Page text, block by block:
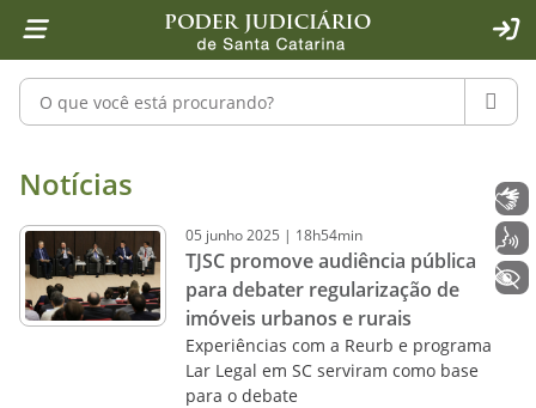
1 Ir para o conteúdo
2 Ir para a ferramenta de acessibilidade - Rybená
4 Ir para o menu principal
5 Ir para a pesquisa
6 Ir para o rodapé
7 Ir para a página inicial
Pesquisar no portal
Notícias - Imprensa - Poder
Notícias
05 junho2025 | 18h54min
TJSC promove audiência pública
para debater regularização de
imóveis urbanos e rurais
Experiências com a Reurb e programa
Lar Legal em SC serviram como base
para o debate
+ Acessibilidade